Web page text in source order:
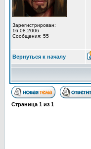
Зарегистрирован:
16.08.2006
Сообщения: 55
Вернуться к началу
Страница 1 из 1